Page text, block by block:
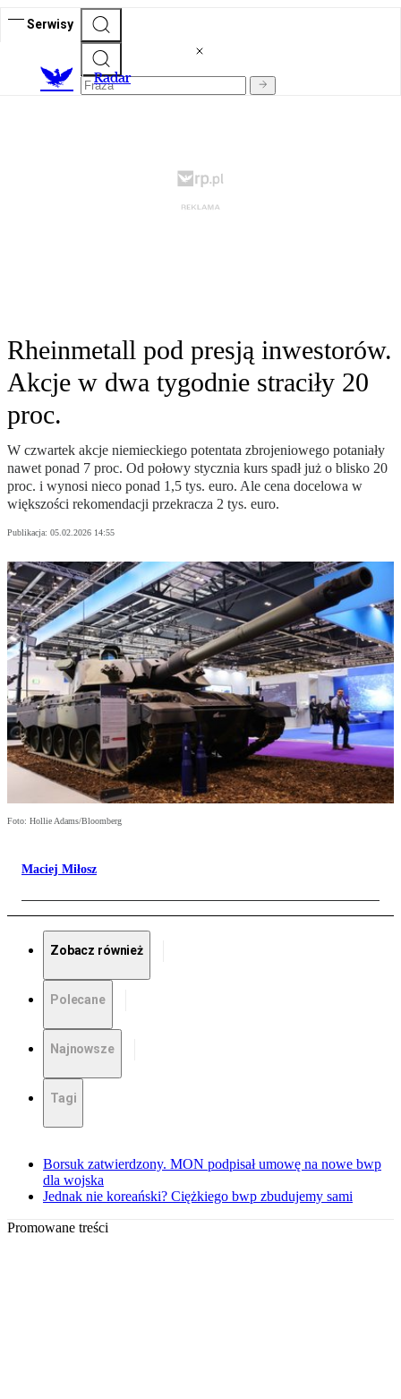
Serwisy
Radar
Rheinmetall pod presją inwestorów.
Akcje w dwa tygodnie straciły 20
proc.
W czwartek akcje niemieckiego potentata zbrojeniowego potaniały
nawet ponad 7 proc. Od połowy stycznia kurs spadł już o blisko 20
proc. i wynosi nieco ponad 1,5 tys. euro. Ale cena docelowa w
większości rekomendacji przekracza 2 tys. euro.
Publikacja: 05.02.2026 14:55
Foto: Hollie Adams/Bloomberg
Maciej Miłosz
Zobacz również
Polecane
Najnowsze
Tagi
Borsuk zatwierdzony. MON podpisał umowę na nowe bwp
dla wojska
Jednak nie koreański? Ciężkiego bwp zbudujemy sami
Promowane treści